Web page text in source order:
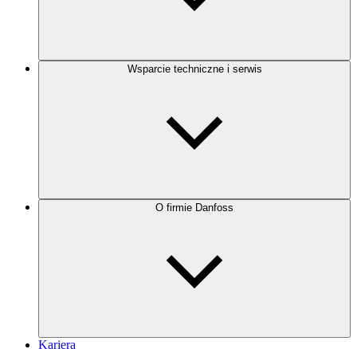
Wsparcie techniczne i serwis
O firmie Danfoss
Kariera